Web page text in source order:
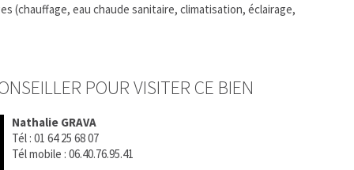
(chauffage, eau chaude sanitaire, climatisation, éclairage,
POUR VISITER CE BIEN
Nathalie GRAVA
Tél : 01 64 25 68 07
Tél mobile : 06.40.76.95.41